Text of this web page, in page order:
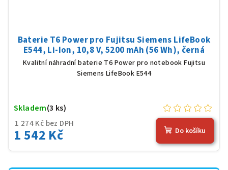
Baterie T6 Power pro Fujitsu Siemens LifeBook
E544, Li-Ion, 10,8 V, 5200 mAh (56 Wh), černá
Kvalitní náhradní baterie T6 Power pro notebook Fujitsu
Siemens LifeBook E544
1 274 Kč bez DPH
1 542 Kč
Skladem(3 ks)
Do košíku